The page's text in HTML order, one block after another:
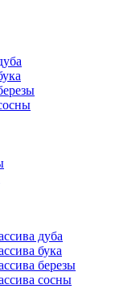
дуба
бука
березы
сосны